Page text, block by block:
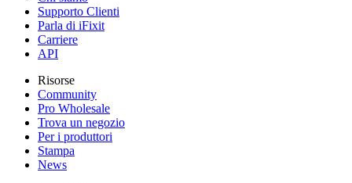
Supporto Clienti
Parla di iFixit
Carriere
API
Risorse
Community
Pro Wholesale
Trova un negozio
Per i produttori
Stampa
News